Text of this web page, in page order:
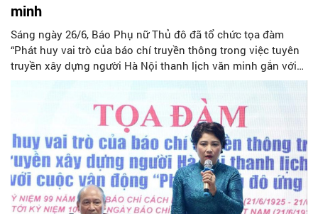
minh
Sáng ngày 26/6, Báo Phụ nữ Thủ đô đã tổ chức tọa đàm
“Phát huy vai trò của báo chí truyền thông trong việc tuyên
truyền xây dựng người Hà Nội thanh lịch văn minh gắn với
cuộc vận động “Phụ nữ Thủ đô ứng xử đẹp”. Qua những
chia sẻ kinh nghiệm, sáng kiến từ các tòa soạn báo, các
chuyên gia, Hội Liên hiệp phụ nữ các cấp... tọa đàm góp
phần khẳng định vai trò quan trọng của báo chí trong việc
xây dựng người Hà Nội thanh lịch văn minh, xây dựng Thủ
đô “Văn hiến – Văn minh – Hiện đại” đồng thời gợi mở
những giải